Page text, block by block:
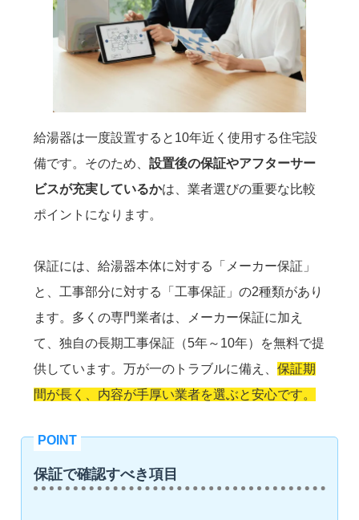
給湯器は一度設置すると10年近く使用する住宅設
備です。そのため、 設置後の保証やアフターサー
ビスが充実しているかは、業者選びの重要な比較
ポイントになります。
保証には、給湯器本体に対する「メーカー保証」
と、工事部分に対する「工事保証」の2種類があり
ます。多くの専門業者は、メーカー保証に加え
て、独自の長期工事保証（5年～10年）を無料で提
供しています。万が一のトラブルに備え、 保証期
間が長く、内容が手厚い業者を選ぶと安心です。
保証で確認すべき項目